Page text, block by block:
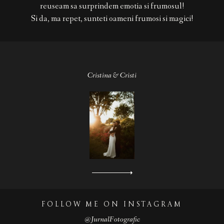
reuseam sa surprindem emotia si frumosul!
Si da, ma repet, sunteti oameni frumosi si magici!
Cristina & Cristi
Stef & Vladi, After Wedding Session
Marian & Claudia, Proposal Session
FOLLOW ME ON INSTAGRAM
@JurnalFotografic
© 2023